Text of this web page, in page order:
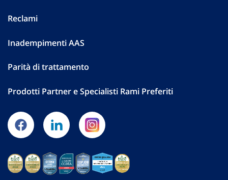
Reclami
Inadempimenti AAS
Parità di trattamento
Prodotti Partner e Specialisti Rami Preferiti